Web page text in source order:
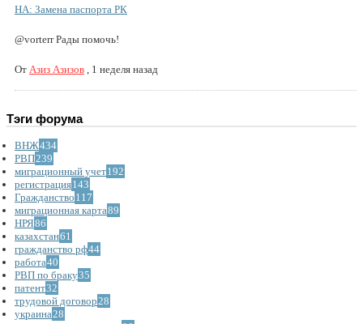
НА: Замена паспорта РК
@vorterr Рады помочь!
От Азиз Азизов , 1 неделя назад
Тэги форума
ВНЖ434
РВП239
миграционный учет192
регистрация143
Гражданство 117
миграционная карта89
НРЯ86
казахстан61
гражданство рф44
работа40
РВП по браку35
патент32
трудовой договор 28
украина 28